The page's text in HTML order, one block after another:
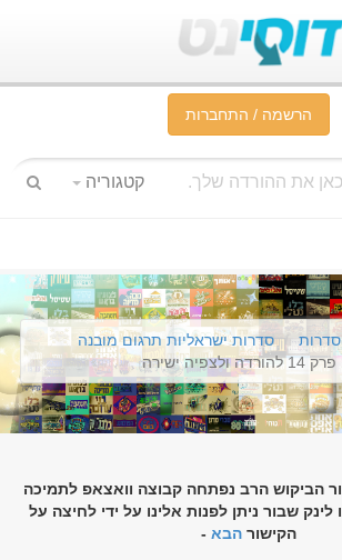
הרשמה / התחברות
קטגוריה
סדרות
סדרות ישראליות תרגום מובנה
הביקוש הרב נפתחה קבוצה וואצאפ לתמיכה
שבור ניתן לפנות אלינו על ידי לחיצה על
הקישור הבא -